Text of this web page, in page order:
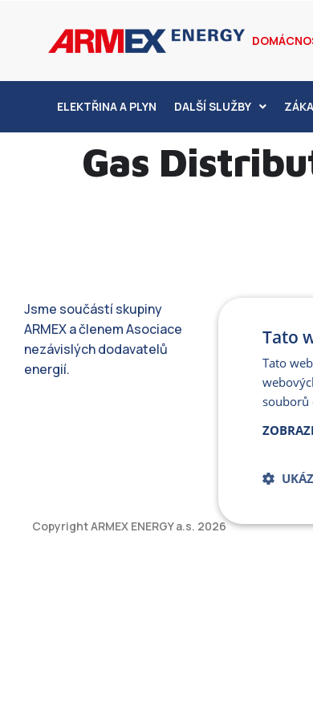
ELEKTŘINA A PLYN DALŠÍ SLUŽBY
Gas
Jsme součástí skupiny
ARMEX a členem Asociace
nezávislých dodavatelů
energií.
Copyright ARMEX ENERGY a.s. 2026
Tato
Tato
souborů